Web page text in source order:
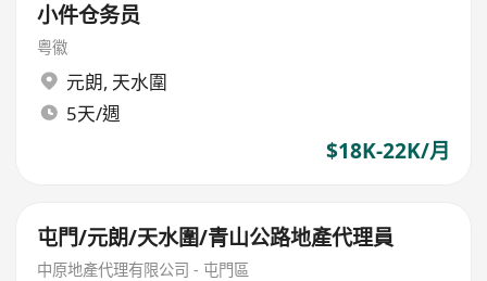
小件仓务员
粤徽
元朗, 天水圍
5天/週
$18K-22K/月
屯門/元朗/天水圍/青山公路地產代理員
中原地產代理有限公司 - 屯門區